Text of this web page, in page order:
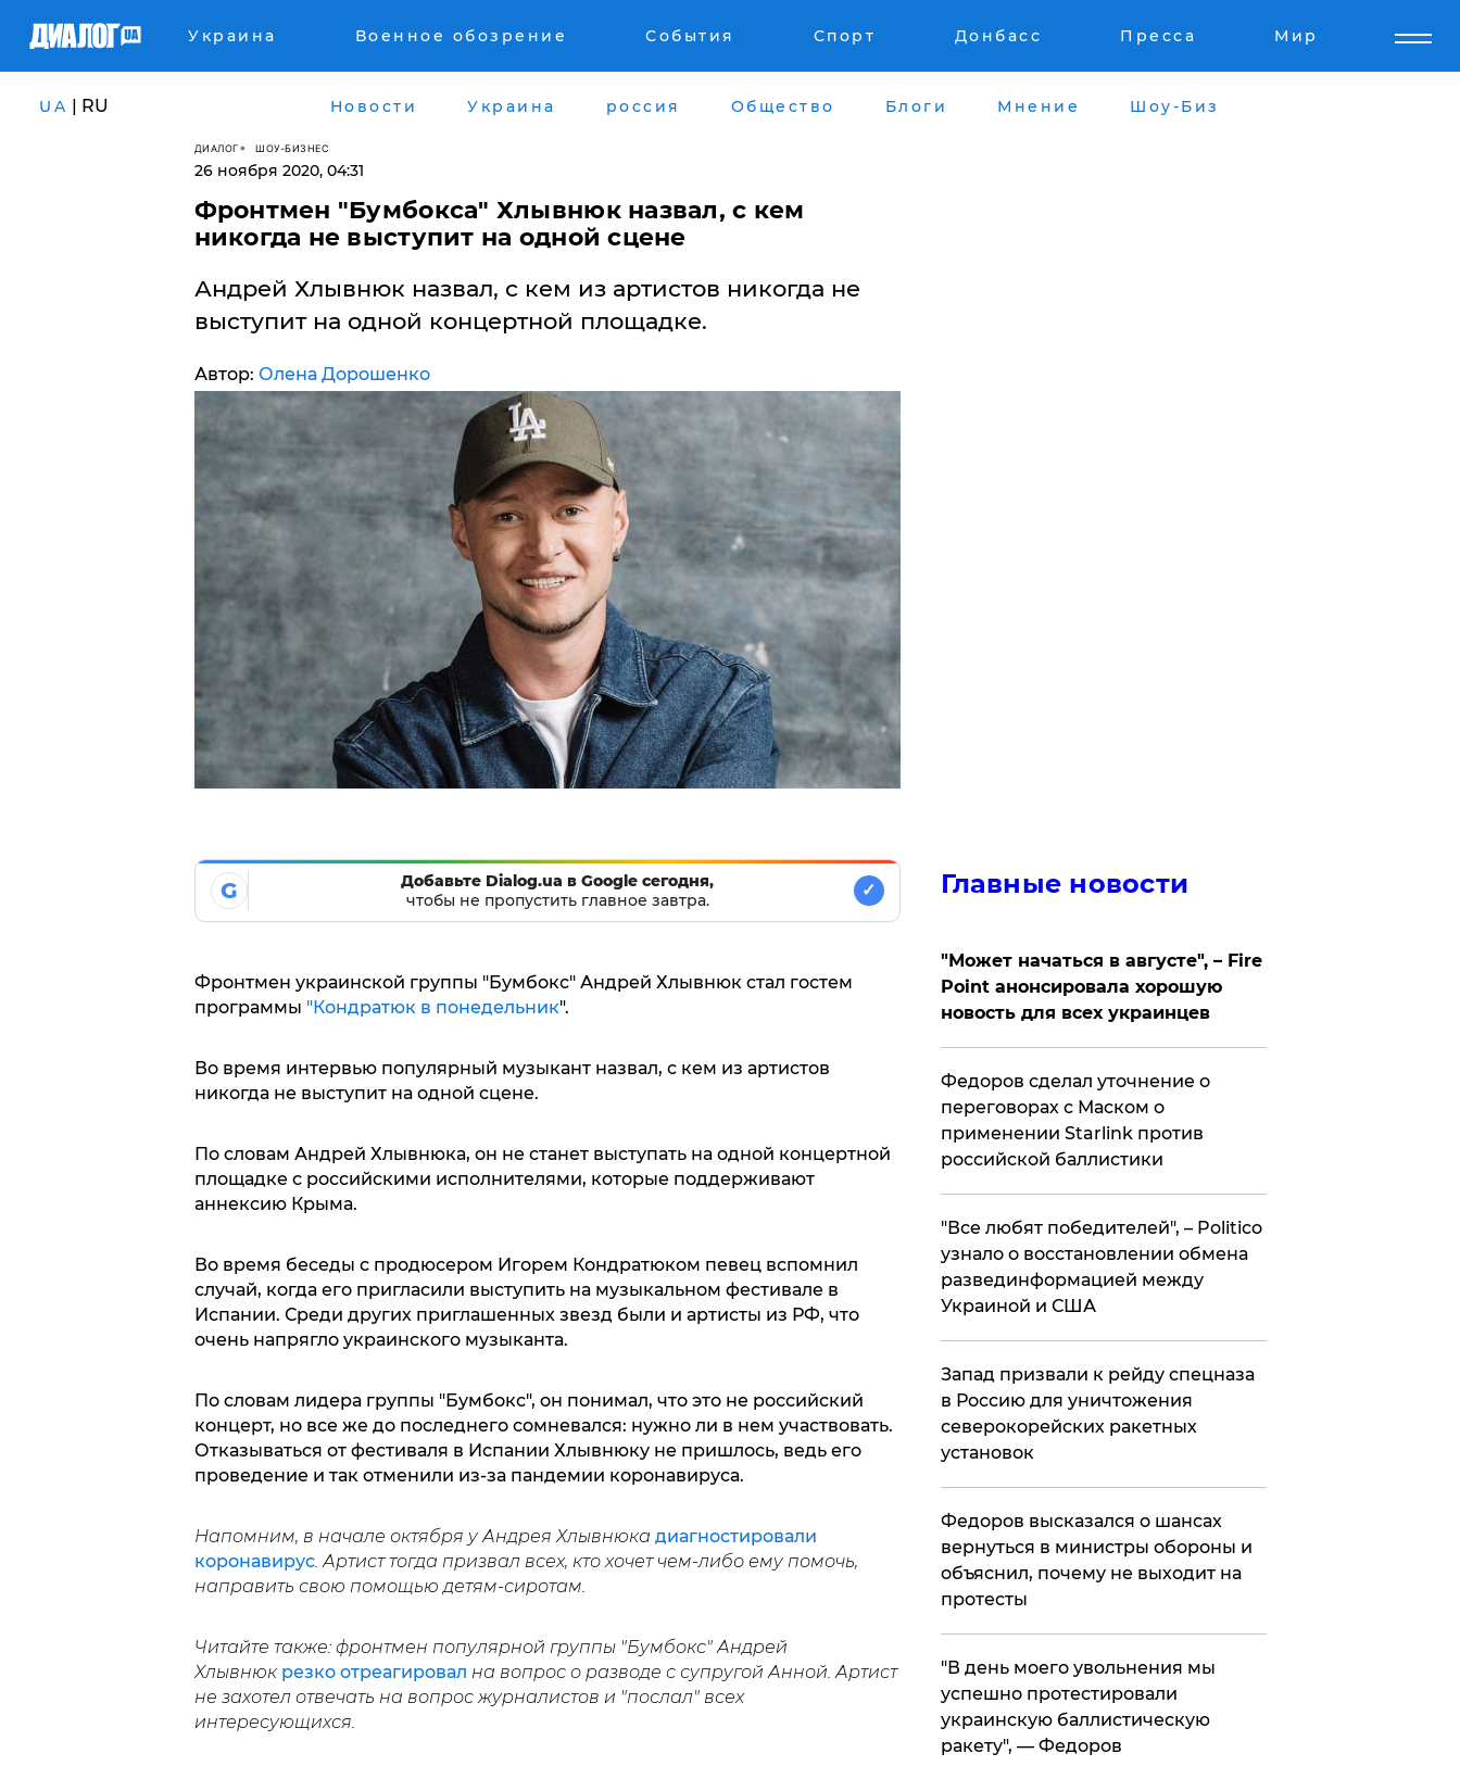
Украина Военное обозрение События Спорт Донбасс Пресса Мир
UA | RU Новости Украина россия Общество Блоги Мнение Шоу-Биз
ДИАЛОГ ШОУ-БИЗНЕС
26 ноября 2020, 04:31
Фронтмен "Бумбокса" Хлывнюк назвал, с кем
никогда не выступит на одной сцене
Андрей Хлывнюк назвал, с кем из артистов никогда не
выступит на одной концертной площадке.
Автор: Олена Дорошенко
G
Добавьте Dialog.ua в Google сегодня,
чтобы не пропустить главное завтра.
✓
Фронтмен украинской группы "Бумбокс" Андрей Хлывнюк стал гостем
программы "Кондратюк в понедельник".
Во время интервью популярный музыкант назвал, с кем из артистов
никогда не выступит на одной сцене.
По словам Андрей Хлывнюка, он не станет выступать на одной концертной
площадке с российскими исполнителями, которые поддерживают
аннексию Крыма.
Во время беседы с продюсером Игорем Кондратюком певец вспомнил
случай, когда его пригласили выступить на музыкальном фестивале в
Испании. Среди других приглашенных звезд были и артисты из РФ, что
очень напрягло украинского музыканта.
По словам лидера группы "Бумбокс", он понимал, что это не российский
концерт, но все же до последнего сомневался: нужно ли в нем участвовать.
Отказываться от фестиваля в Испании Хлывнюку не пришлось, ведь его
проведение и так отменили из-за пандемии коронавируса.
Напомним, в начале октября у Андрея Хлывнюка диагностировали
коронавирус. Артист тогда призвал всех, кто хочет чем-либо ему помочь,
направить свою помощью детям-сиротам.
Читайте также: фронтмен популярной группы "Бумбокс" Андрей
Хлывнюк резко отреагировал на вопрос о разводе с супругой Анной. Артист
не захотел отвечать на вопрос журналистов и "послал" всех
интересующихся.
Главные новости
"Может начаться в августе", – Fire
Point анонсировала хорошую
новость для всех украинцев
Федоров сделал уточнение о
переговорах с Маском о
применении Starlink против
российской баллистики
​"Все любят победителей", – Politico
узнало о восстановлении обмена
развединформацией между
Украиной и США
Запад призвали к рейду спецназа
в Россию для уничтожения
северокорейских ракетных
установок
Федоров высказался о шансах
вернуться в министры обороны и
объяснил, почему не выходит на
протесты
​"В день моего увольнения мы
успешно протестировали
украинскую баллистическую
ракету", — Федоров